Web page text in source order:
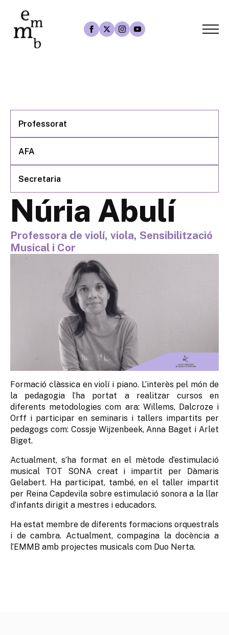
Professorat
AFA
Secretaria
Núria Abulí
Professora de violí, viola, Sensibilització
Musical i Cor
Formació clàssica en violí i piano. L’interès pel món de
la pedagogia l’ha portat a realitzar cursos en
diferents metodologies com ara: Willems, Dalcroze i
Orff i participar en seminaris i tallers impartits per
pedagogs com: Cossje Wijzenbeek, Anna Baget i Arlet
Biget.
Actualment, s’ha format en el mètode d’estimulació
musical TOT SONA creat i impartit per Dàmaris
Gelabert. Ha participat, també, en el taller impartit
per Reina Capdevila sobre estimulació sonora a la llar
d’infants dirigit a mestres i educadors.
Ha estat membre de diferents formacions orquestrals
i de cambra. Actualment, compagina la docència a
l’EMMB amb projectes musicals com Duo Nerta.